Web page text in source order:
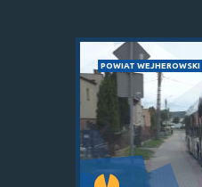
POWIAT WEJHEROWSKI